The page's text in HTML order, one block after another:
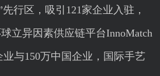
行区，吸引121家企业入驻，
立异因素供应链平台InnoMatch
与150万中国企业，国际手艺